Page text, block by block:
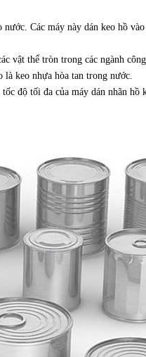
Các máy này dán keo hồ
vật thể tròn trong các ngành
là keo nhựa hòa tan trong nước.
độ tối đa của máy dán nhãn hồ